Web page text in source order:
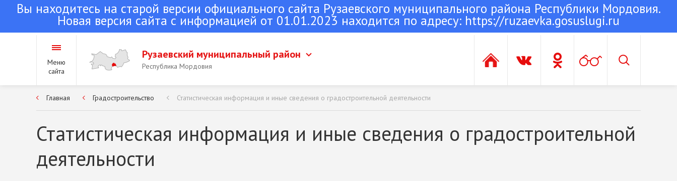
Вы находитесь на старой версии официального сайта Рузаевского муниципального района Республики Мордовия.
Новая версия сайта с информацией от 01.01.2023 находится по адресу: https://ruzaevka.gosuslugi.ru
Меню
сайта
Рузаевский муниципальный район
Республика Мордовия
Городское поселение Рузаевка
Сельские поселения Рузаевского муниципального
района
Главная Градостроительство Статистическая информация и иные сведения о градостроительной деятельности
Статистическая информация и иные сведения о градостроительной
деятельности